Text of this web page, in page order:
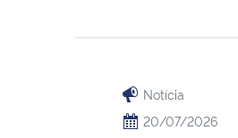
Notícia
20/07/2026